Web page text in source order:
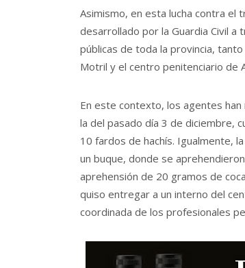
Asimismo, en esta lucha contra
desarrollado por la Guardia Civil
públicas de toda la provincia,
Motril y el centro penitenciario de
En este contexto, los agentes
la del pasado día 3 de diciembre,
10 fardos de hachís. Igualmente,
un buque, donde se
aprehensión de 20 gramos de
quiso entregar a un interno del
coordinada de los profesionales